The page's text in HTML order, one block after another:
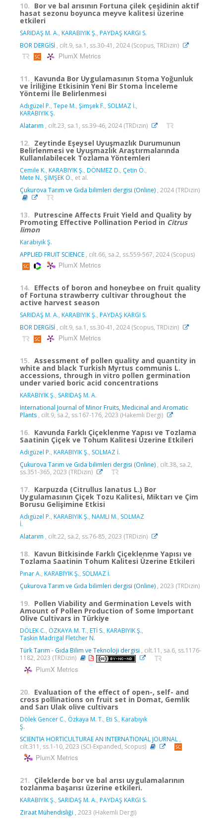
10. Bor ve bal arısının Fortuna çilek çeşidinin aktif
hasat sezonu boyunca meyve kalitesi üzerine
etkileri
SARIDAŞ M. A., KARABIYIK Ş., PAYDAŞ KARGI S.
BOR DERGİSİ , cilt.9, sa.1, ss.30-41, 2024 (Scopus, TRDizin)
PlumX Metrics
11. Kavunda Bor Uygulamasının Stoma Yoğunluk
ve İriliğine Etkisinin Yeni Bir Stoma İnceleme
Yöntemi İle Belirlenmesi
Adıgüzel P., Tepe M., Şimşek F., SOLMAZ İ.,
KARABIYIK Ş.
Alatarım , cilt.23, sa.1, ss.39-46, 2024 (TRDizin)
12. Zeytinde Eşeysel Uyuşmazlık Durumunun
Belirlenmesi ve Uyuşmazlık Araştırmalarında
Kullanılabilecek Tozlama Yöntemleri
Cemile K., KARABIYIK Ş., DÖNMEZ D., Çetin Ö.,
Mete N., ŞİMŞEK Ö., et al.
Çukurova Tarım ve Gıda bilimleri dergisi (Online) , 2024 (TRDizin)
13. Putrescine Affects Fruit Yield and Quality by
Promoting Effective Pollination Period in Citrus
limon
Karabiyik Ş.
APPLIED FRUIT SCIENCE , cilt.66, sa.2, ss.559-567, 2024 (Scopus)
PlumX Metrics
14. Effects of boron and honeybee on fruit quality
of Fortuna strawberry cultivar throughout the
active harvest season
SARIDAŞ M. A., KARABIYIK Ş., PAYDAŞ KARGI S.
BOR DERGİSİ , cilt.9, sa.1, ss.30-41, 2024 (Scopus, TRDizin)
PlumX Metrics
15. Assessment of pollen quality and quantity in
white and black Turkish Myrtus communis L.
accessions, through in vitro pollen germination
under varied boric acid concentrations
KARABIYIK Ş., SARIDAŞ M. A.
International Journal of Minor Fruits, Medicinal and Aromatic
Plants , cilt.9, sa.2, ss.167-176, 2023 (Hakemli Dergi)
16. Kavunda Farklı Çiçeklenme Yapısı ve Tozlama
Saatinin Çiçek ve Tohum Kalitesi Üzerine Etkileri
Adıgüzel P., KARABIYIK Ş., SOLMAZ İ.
Çukurova Tarım ve Gıda bilimleri dergisi (Online) , cilt.38, sa.2,
ss.351-365, 2023 (TRDizin)
17. Karpuzda (Citrullus lanatus L.) Bor
Uygulamasının Çiçek Tozu Kalitesi, Miktarı ve Çim
Borusu Gelişimine Etkisi
Adıgüzel P., KARABIYIK Ş., NAMLI M., SOLMAZ
İ.
Alatarım , cilt.22, sa.2, ss.76-85, 2023 (TRDizin)
18. Kavun Bitkisinde Farklı Çiçeklenme Yapısı ve
Tozlama Saatinin Tohum Kalitesi Üzerine Etkileri
Pınar A., KARABIYIK Ş., SOLMAZ İ.
Çukurova Tarım ve Gıda bilimleri dergisi (Online) , 2023 (TRDizin)
19. Pollen Viability and Germination Levels with
Amount of Pollen Production of Some Important
Olive Cultivars in Türkiye
DÖLEK C., ÖZKAYA M. T., ETİ S., KARABIYIK Ş.,
Taskin Madrigal Fletcher N.
Türk Tarım - Gıda Bilim ve Teknoloji dergisi , cilt.11, sa.6, ss.1176-
1182, 2023 (TRDizin)
PlumX Metrics
20. Evaluation of the effect of open-, self- and
cross pollinations on fruit set in Domat, Gemlik
and Sarı Ulak olive cultivars
Dölek Gencer C., Özkaya M. T., Eti S., Karabıyık
Ş.
SCIENTIA HORTICULTURAE AN INTERNATIONAL JOURNAL ,
cilt.311, ss.1-10, 2023 (SCI-Expanded, Scopus)
PlumX Metrics
21. Çileklerde bor ve bal arısı uygulamalarının
tozlanma başarısı üzerine etkileri.
KARABIYIK Ş., SARIDAŞ M. A., PAYDAŞ KARGI S.
Ziraat Mühendisliği , 2023 (Hakemli Dergi)